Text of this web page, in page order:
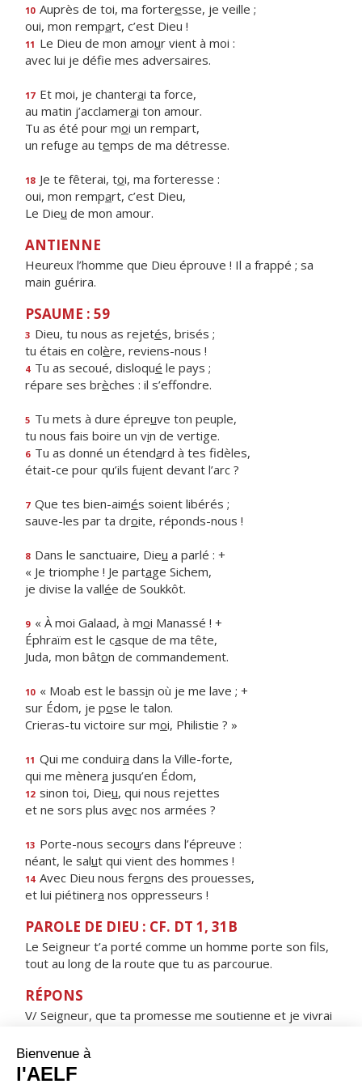
10 Auprès de toi, ma forteresse, je veille ;
oui, mon rempart, c’est Dieu !
11 Le Dieu de mon amour vient à moi :
avec lui je défe mes adversaires.
17 Et moi, je chanterai ta force,
au matin j’acclamerai ton amour.
Tu as été pour moi un rempart,
un refuge au temps de ma détresse.
18 Je te fêterai, toi, ma forteresse :
oui, mon rempart, c’est Dieu,
Le Dieu de mon amour.
ANTIENNE
Heureux l’homme que Dieu éprouve ! Il a frappé ; sa
main guérira.
PSAUME : 59
3 Dieu, tu nous as rejetés, brisés ;
tu étais en colère, reviens-nous !
4 Tu as secoué, disloqué le pays ;
répare ses brèches : il s’effondre.
5 Tu mets à dure épreuve ton peuple,
tu nous fais boire un vin de vertige.
6 Tu as donné un étendard à tes fidèles,
était-ce pour qu’ils fuient devant l’arc ?
7 Que tes bien-aimés soient libérés ;
sauve-les par ta droite, réponds-nous !
8 Dans le sanctuaire, Dieu a parlé : +
« Je triomphe ! Je partage Sichem,
je divise la vallée de Soukkôt.
9 « À moi Galaad, à moi Manassé ! +
Éphraïm est le casque de ma tête,
Juda, mon bâton de commandement.
10 « Moab est le bassin où je me lave ; +
sur Édom, je pose le talon.
Crieras-tu victoire sur moi, Philistie ? »
11 Qui me conduira dans la Ville-forte,
qui me mènera jusqu’en Édom,
12 sinon toi, Dieu, qui nous rejettes
et ne sors plus avec nos armées ?
13 Porte-nous secours dans l’épreuve :
néant, le salut qui vient des hommes !
14 Avec Dieu nous ferons des prouesses,
et lui piétinera nos oppresseurs !
PAROLE DE DIEU : CF. DT 1, 31B
Le Seigneur t’a porté comme un homme porte son fils,
tout au long de la route que tu as parcourue.
RÉPONS
V/ Seigneur, que ta promesse me soutienne et je vivrai
ne déçois pas mon attente.